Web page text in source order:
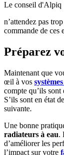
Le conseil d'Alpiq
n’attendez pas
commande de ces
Préparez
Maintenant que
œil à vos
compte qu’ils sont
S’ils sont en état
suivante.
Une bonne
radiateurs à eau.
d’améliorer les
l’impact sur votre